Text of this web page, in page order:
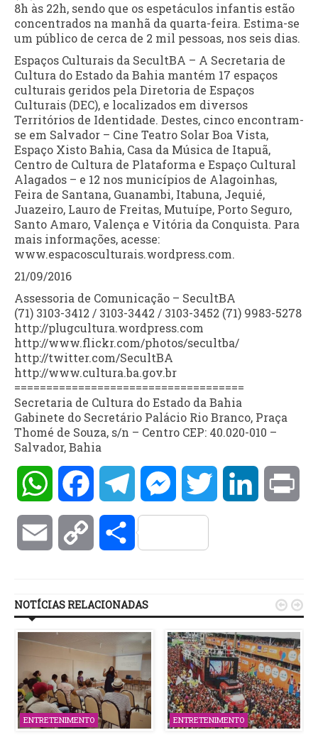
8h às 22h, sendo que os espetáculos infantis estão
concentrados na manhã da quarta-feira. Estima-se
um público de cerca de 2 mil pessoas, nos seis dias.
Espaços Culturais da SecultBA – A Secretaria de
Cultura do Estado da Bahia mantém 17 espaços
culturais geridos pela Diretoria de Espaços
Culturais (DEC), e localizados em diversos
Territórios de Identidade. Destes, cinco encontram-
se em Salvador – Cine Teatro Solar Boa Vista,
Espaço Xisto Bahia, Casa da Música de Itapuã,
Centro de Cultura de Plataforma e Espaço Cultural
Alagados – e 12 nos municípios de Alagoinhas,
Feira de Santana, Guanambi, Itabuna, Jequié,
Juazeiro, Lauro de Freitas, Mutuípe, Porto Seguro,
Santo Amaro, Valença e Vitória da Conquista. Para
mais informações, acesse:
www.espacosculturais.wordpress.com.
21/09/2016
Assessoria de Comunicação – SecultBA
(71) 3103-3412 / 3103-3442 / 3103-3452 (71) 9983-5278
http://plugcultura.wordpress.com
http://www.flickr.com/photos/secultba/
http://twitter.com/SecultBA
http://www.cultura.ba.gov.br
====================================
Secretaria de Cultura do Estado da Bahia
Gabinete do Secretário Palácio Rio Branco, Praça
Thomé de Souza, s/n – Centro CEP: 40.020-010 –
Salvador, Bahia
WhatsAppFacebookTelegramMessengerTwitter LinkedIn
Email Copy Compartilhar
NOTÍCIAS RELACIONADAS
ENTRETENIMENTO ENTRETENIMENTO
 